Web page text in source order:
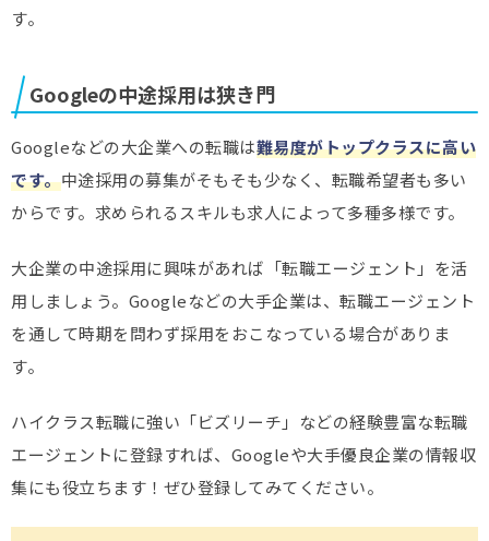
す。
Googleの中途採用は狭き門
Googleなどの大企業への転職は難易度がトップクラスに高い
です。中途採用の募集がそもそも少なく、転職希望者も多い
からです。求められるスキルも求人によって多種多様です。
大企業の中途採用に興味があれば「転職エージェント」を活
用しましょう。Googleなどの大手企業は、転職エージェント
を通して時期を問わず採用をおこなっている場合がありま
す。
ハイクラス転職に強い「ビズリーチ」などの経験豊富な転職
エージェントに登録すれば、Googleや大手優良企業の情報収
集にも役立ちます！ぜひ登録してみてください。